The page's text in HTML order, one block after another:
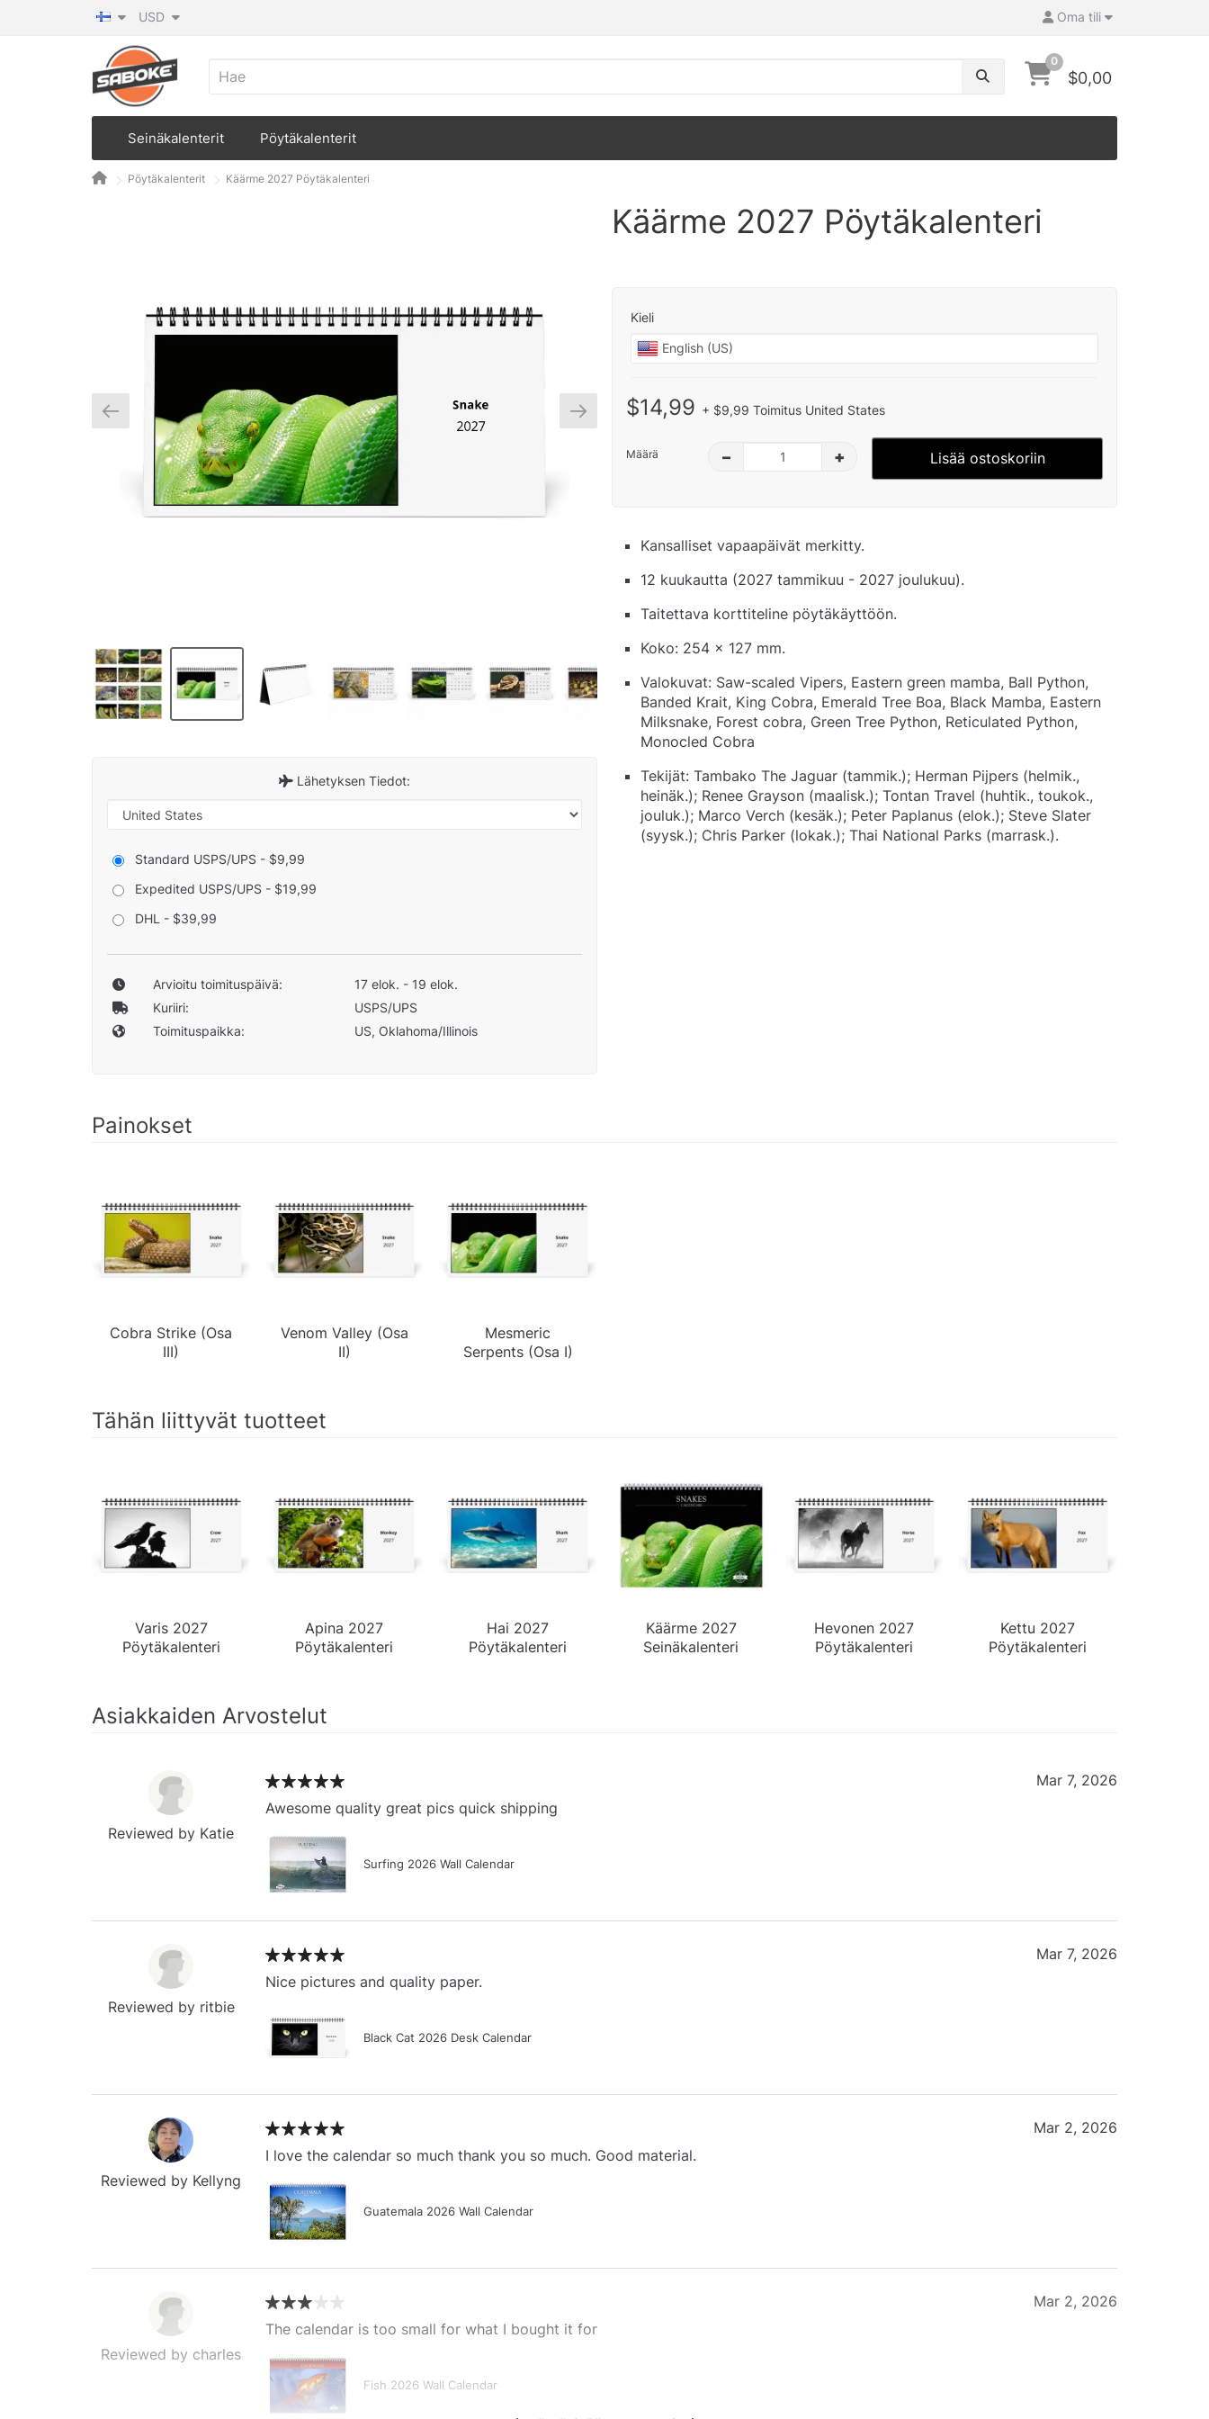
Oma tili
USD
0
$0,00
Seinäkalenterit Pöytäkalenterit
Pöytäkalenterit Käärme 2027 Pöytäkalenteri
Lähetyksen Tiedot:
Standard USPS/UPS - $9,99
Expedited USPS/UPS - $19,99
DHL - $39,99
Arvioitu toimituspäivä:
17 elok. - 19 elok.
Kuriiri:
USPS/UPS
Toimituspaikka:
US, Oklahoma/Illinois
Käärme 2027 Pöytäkalenteri
Kieli
$14,99 + $9,99 Toimitus United States
Määrä – + Lisää ostoskoriin
Kansalliset vapaapäivät merkitty.
12 kuukautta (2027 tammikuu - 2027 joulukuu).
Taitettava korttiteline pöytäkäyttöön.
Koko: 254 x 127 mm.
Valokuvat: Saw-scaled Vipers, Eastern green mamba, Ball Python,
Banded Krait, King Cobra, Emerald Tree Boa, Black Mamba, Eastern
Milksnake, Forest cobra, Green Tree Python, Reticulated Python,
Monocled Cobra
Tekijät: Tambako The Jaguar (tammik.); Herman Pijpers (helmik.,
heinäk.); Renee Grayson (maalisk.); Tontan Travel (huhtik., toukok.,
jouluk.); Marco Verch (kesäk.); Peter Paplanus (elok.); Steve Slater
(syysk.); Chris Parker (lokak.); Thai National Parks (marrask.).
Painokset
Cobra Strike (Osa
III)
Venom Valley (Osa
II)
Mesmeric
Serpents (Osa I)
Tähän liittyvät tuotteet
Varis 2027
Pöytäkalenteri
Apina 2027
Pöytäkalenteri
Hai 2027
Pöytäkalenteri
Käärme 2027
Seinäkalenteri
Hevonen 2027
Pöytäkalenteri
Kettu 2027
Pöytäkalenteri
Asiakkaiden Arvostelut
Reviewed by Katie
Awesome quality great pics quick shipping
Surfing 2026 Wall Calendar
Mar 7, 2026
Reviewed by ritbie
Nice pictures and quality paper.
Black Cat 2026 Desk Calendar
Mar 7, 2026
Reviewed by Kellyng
I love the calendar so much thank you so much. Good material.
Guatemala 2026 Wall Calendar
Mar 2, 2026
Reviewed by charles
The calendar is too small for what I bought it for
Fish 2026 Wall Calendar
Mar 2, 2026